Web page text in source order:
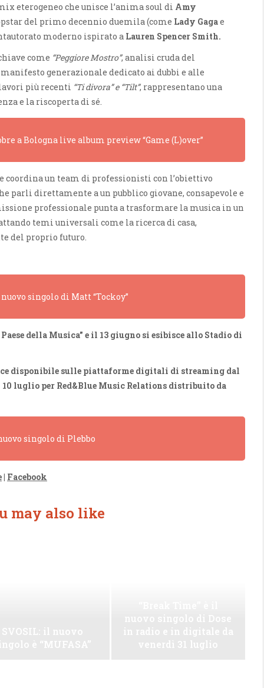
eterogeneo che unisce l’anima soul di Amy
del primo decennio duemila (come Lady Gagae
moderno ispirato a Lauren Spencer Smith.
come “Peggiore Mostro”, analisi cruda del
manifesto generazionale dedicato ai dubbi e alle
più recenti “Ti divora” e “Tilt”, rappresentano una
e la riscoperta di sé.
a Bologna live album preview “Game (L)over”
coordina un team di professionisti con l’obiettivo
parli direttamente a un pubblico giovane, consapevole e
professionale punta a trasformare la musica in un
temi universali come la ricerca di casa,
del proprio futuro.
singolo di Matt “Tockoy”
della Musica” e il 13 giugno si esibisce allo Stadio di
disponibile sulle piattaforme digitali di streaming dal
luglio per Red&Blue Music Relations distribuito da
singolo di Plebbo
| Facebook
may also like